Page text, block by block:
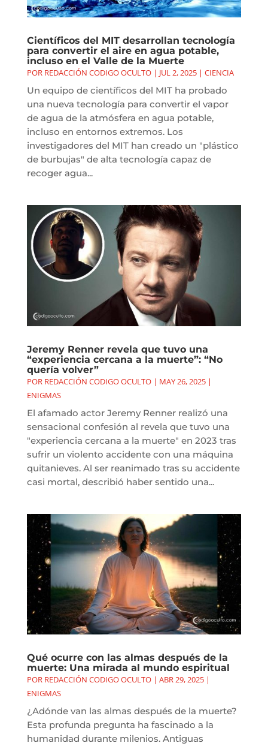
Científicos del MIT desarrollan tecnología
para convertir el aire en agua potable,
incluso en el Valle de la Muerte
POR REDACCIÓN CODIGO OCULTO| JUL 2, 2025| CIENCIA
Un equipo de científicos del MIT ha probado
una nueva tecnología para convertir el vapor
de agua de la atmósfera en agua potable,
incluso en entornos extremos. Los
investigadores del MIT han creado un "plástico
de burbujas" de alta tecnología capaz de
recoger agua...
Jeremy Renner revela que tuvo una
“experiencia cercana a la muerte”: “No
quería volver”
POR REDACCIÓN CODIGO OCULTO| MAY 26, 2025|
ENIGMAS
El afamado actor Jeremy Renner realizó una
sensacional confesión al revela que tuvo una
"experiencia cercana a la muerte" en 2023 tras
sufrir un violento accidente con una máquina
quitanieves. Al ser reanimado tras su accidente
casi mortal, describió haber sentido una...
Qué ocurre con las almas después de la
muerte: Una mirada al mundo espiritual
POR REDACCIÓN CODIGO OCULTO| ABR 29, 2025|
ENIGMAS
¿Adónde van las almas después de la muerte?
Esta profunda pregunta ha fascinado a la
humanidad durante milenios. Antiguas